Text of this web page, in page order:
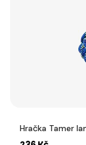
Hračka Tamer